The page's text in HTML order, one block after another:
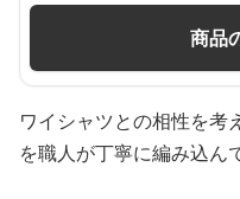
商品
ワイシャツとの相性を考
を職人が丁寧に編み込ん